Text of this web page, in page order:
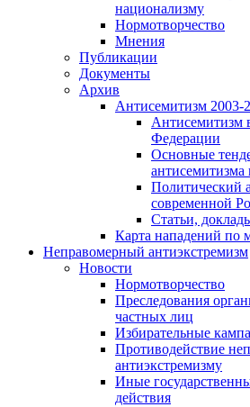
национализму
Нормотворчество
Мнения
Публикации
Документы
Архив
Антисемитизм 2003-
Антисемитизм
Федерации
Основные
антисемитизма
Политический
современной
Статьи,
Карта нападений по
Неправомерный антиэкстремизм
Новости
Нормотворчество
Преследования
частных лиц
Избирательные
Противодействие
антиэкстремизму
Иные
действия